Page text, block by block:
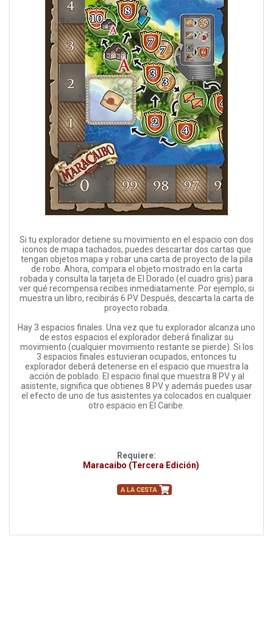
Si tu explorador detiene su movimiento en el espacio con dos
iconos de mapa tachados, puedes descartar dos cartas que
tengan objetos mapa y robar una carta de proyecto de la pila
de robo. Ahora, compara el objeto mostrado en la carta
robada y consulta la tarjeta de El Dorado (el cuadro gris) para
ver qué recompensa recibes inmediatamente. Por ejemplo, si
muestra un libro, recibirás 6 PV. Después, descarta la carta de
proyecto robada.
Hay 3 espacios finales. Una vez que tu explorador alcanza uno
de estos espacios el explorador deberá finalizar su
movimiento (cualquier movimiento restante se pierde). Si los
3 espacios finales estuvieran ocupados, entonces tu
explorador deberá detenerse en el espacio que muestra la
acción de poblado. El espacio final que muestra 8 PV y al
asistente, significa que obtienes 8 PV y además puedes usar
el efecto de uno de tus asistentes ya colocados en cualquier
otro espacio en El Caribe.
Requiere:
Maracaibo (Tercera Edición)